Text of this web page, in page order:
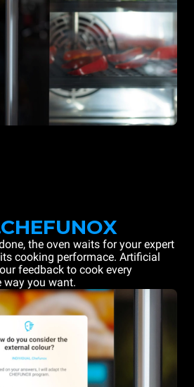
the oven waits for your expert
cooking performace. Artificial
feedback to cook every
way you want.